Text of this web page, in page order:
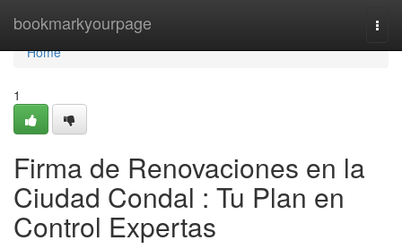
bookmarkyourpage
Home
Home
1
Firma de Renovaciones en la
Ciudad Condal : Tu Plan en
Control Expertas